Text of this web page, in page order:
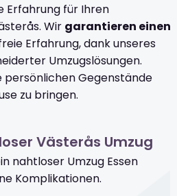
Erfahrung für Ihren
Wir garantieren einen
Erfahrung, dank unseres
Umzugslösungen.
persönlichen Gegenstände
zu bringen.
Västerås Umzug
nahtloser Umzug Essen
Komplikationen.